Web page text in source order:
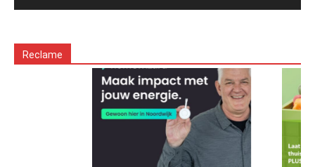
Reclame